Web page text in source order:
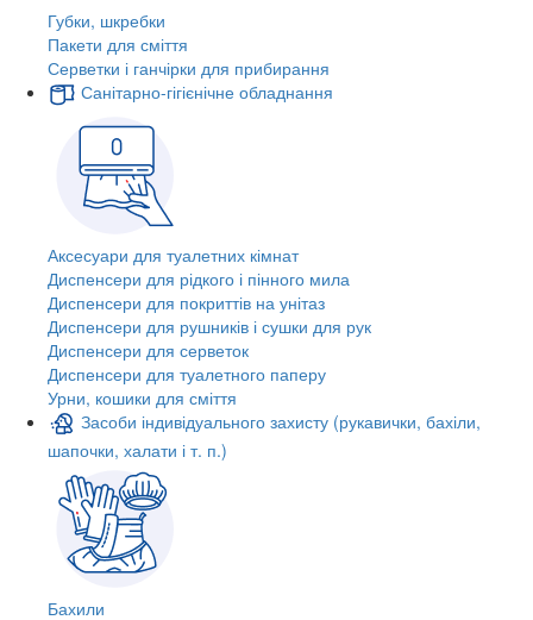
Губки, шкребки
Пакети для сміття
Серветки і ганчірки для прибирання
Санітарно-гігієнічне обладнання
Аксесуари для туалетних кімнат
Диспенсери для рідкого і пінного мила
Диспенсери для покриттів на унітаз
Диспенсери для рушників і сушки для рук
Диспенсери для серветок
Диспенсери для туалетного паперу
Урни, кошики для сміття
Засоби індивідуального захисту (рукавички, бахіли,
шапочки, халати і т. п.)
Бахили